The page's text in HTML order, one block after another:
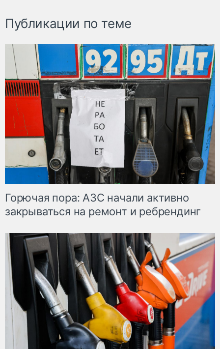
Публикации по теме
Горючая пора: АЗС начали активно
закрываться на ремонт и ребрендинг